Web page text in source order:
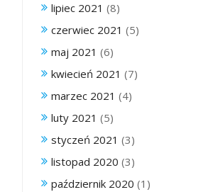
lipiec 2021 (8)
czerwiec 2021 (5)
maj 2021 (6)
kwiecień 2021 (7)
marzec 2021 (4)
luty 2021 (5)
styczeń 2021 (3)
listopad 2020 (3)
październik 2020 (1)